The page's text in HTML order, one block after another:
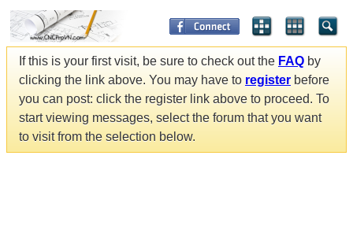
If this is your first visit, be sure to check out the FAQ by
clicking the link above. You may have to register before
you can post: click the register link above to proceed. To
start viewing messages, select the forum that you want
to visit from the selection below.